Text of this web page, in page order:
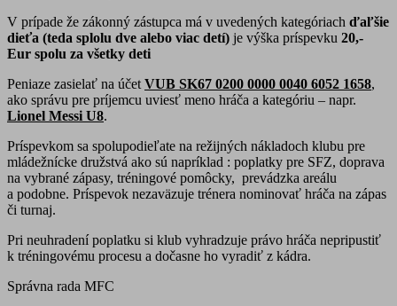
V prípade že zákonný zástupca má v uvedených kategóriach ďaľšie
dieťa (teda splolu dve alebo viac detí) je výška príspevku 20,-
Eur spolu za všetky deti
Peniaze zasielať na účet VUB SK67 0200 0000 0040 6052 1658,
ako správu pre príjemcu uviesť meno hráča a kategóriu – napr.
Lionel Messi U8.
Príspevkom sa spolupodieľate na režijných nákladoch klubu pre
mládežnícke družstvá ako sú napríklad : poplatky pre SFZ, doprava
na vybrané zápasy, tréningové pomôcky, prevádzka areálu
a podobne. Príspevok nezaväzuje trénera nominovať hráča na zápas
či turnaj.
Pri neuhradení poplatku si klub vyhradzuje právo hráča nepripustiť
k tréningovému procesu a dočasne ho vyradiť z kádra.
Správna rada MFC